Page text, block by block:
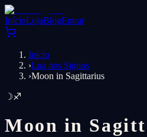
InícioLojaBlogEntrar
Início
›Lua nos Signos
›Moon in Sagittarius
☽♐
Moon in